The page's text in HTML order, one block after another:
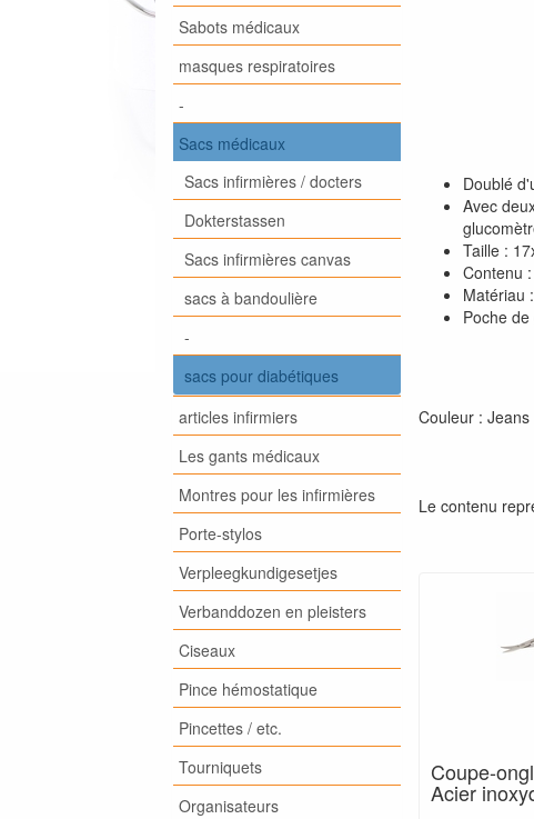
Sabots médicaux
masques respiratoires
-
Sacs médicaux
Sacs infirmières / docters
Dokterstassen
Sacs infirmières canvas
sacs à bandoulière
-
sacs pour diabétiques
articles infirmiers
Les gants médicaux
Montres pour les infirmières
Porte-stylos
Verpleegkundigesetjes
Verbanddozen en pleisters
Ciseaux
Pince hémostatique
Pincettes / etc.
Tourniquets
Organisateurs
Doublé
Avec
Taille :
Contenu
Matériau
Poche
Couleur : Jeans
Le contenu
Coupe-
Acier